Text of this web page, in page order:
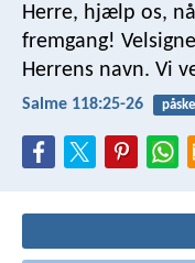
Herre, hjælp os,
fremgang!
Herrens navn. Vi
Salme 118:25-26 påske